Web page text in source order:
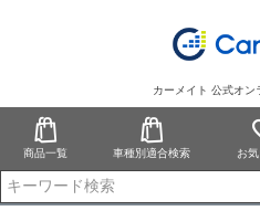
カーメイト 公式オン
商品一覧 車種別適合検索 お